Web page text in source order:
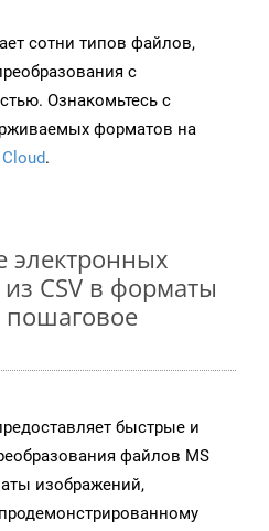
сотни типов файлов,
с
Ознакомьтесь с
форматов на
.
электронных
CSV в форматы
быстрые и
файлов MS
изображений,